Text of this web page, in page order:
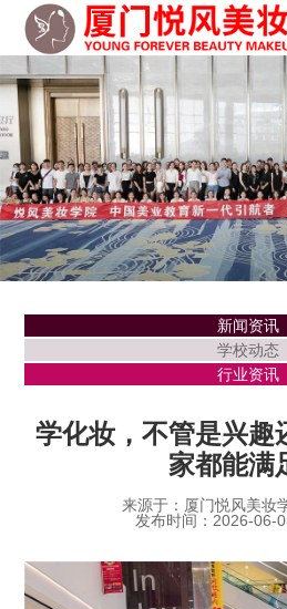
新闻资讯
学校动态
行业资讯
学化妆，不管是兴趣
家都能满
来源于：厦门悦风美妆
发布时间：2026-06-